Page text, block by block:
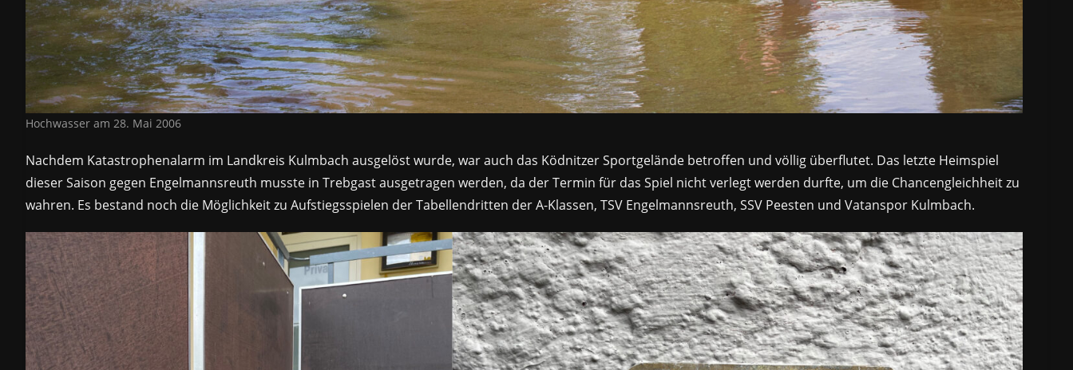
Hochwasser am 28. Mai 2006
Nachdem Katastrophenalarm im Landkreis Kulmbach ausgelöst wurde, war auch das Ködnitzer Sportgelände betroffen und völlig überflutet. Das letzte Heimspiel
dieser Saison gegen Engelmannsreuth musste in Trebgast ausgetragen werden, da der Termin für das Spiel nicht verlegt werden durfte, um die Chancengleichheit zu
wahren. Es bestand noch die Möglichkeit zu Aufstiegsspielen der Tabellendritten der A-Klassen, TSV Engelmannsreuth, SSV Peesten und Vatanspor Kulmbach.